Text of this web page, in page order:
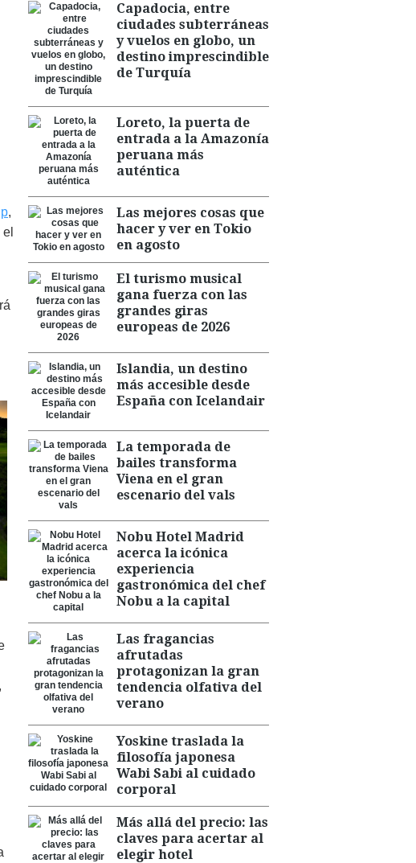
,
Capadocia, entre
ciudades subterráneas
y vuelos en globo, un
destino imprescindible
de Turquía
Loreto, la puerta de
entrada a la Amazonía
peruana más
auténtica
Las mejores cosas que
hacer y ver en Tokio
en agosto
El turismo musical
gana fuerza con las
grandes giras
europeas de 2026
Islandia, un destino
más accesible desde
España con Icelandair
La temporada de
bailes transforma
Viena en el gran
escenario del vals
Nobu Hotel Madrid
acerca la icónica
experiencia
gastronómica del chef
Nobu a la capital
Las fragancias
afrutadas
protagonizan la gran
tendencia olfativa del
verano
Yoskine traslada la
filosofía japonesa
Wabi Sabi al cuidado
corporal
Más allá del precio: las
claves para acertar al
elegir hotel